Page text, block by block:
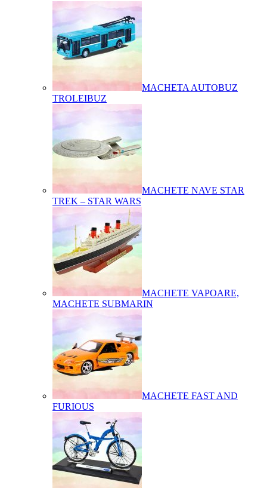
MACHETA AUTOBUZ
TROLEIBUZ
MACHETE NAVE STAR
TREK – STAR WARS
MACHETE VAPOARE,
MACHETE SUBMARIN
MACHETE FAST AND
FURIOUS